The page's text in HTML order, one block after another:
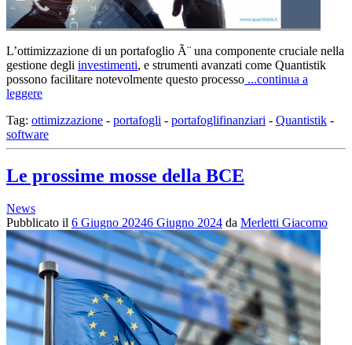
L’ottimizzazione di un portafoglio Ã¨ una componente cruciale nella
gestione degli investimenti, e strumenti avanzati come Quantistik
possono facilitare notevolmente questo processo ...continua a
leggere
Tag: ottimizzazione - portafogli - portafoglifinanziari - Quantistik -
software
Le prossime mosse della BCE
News
Pubblicato il 6 Giugno 20246 Giugno 2024 da Merletti Giacomo